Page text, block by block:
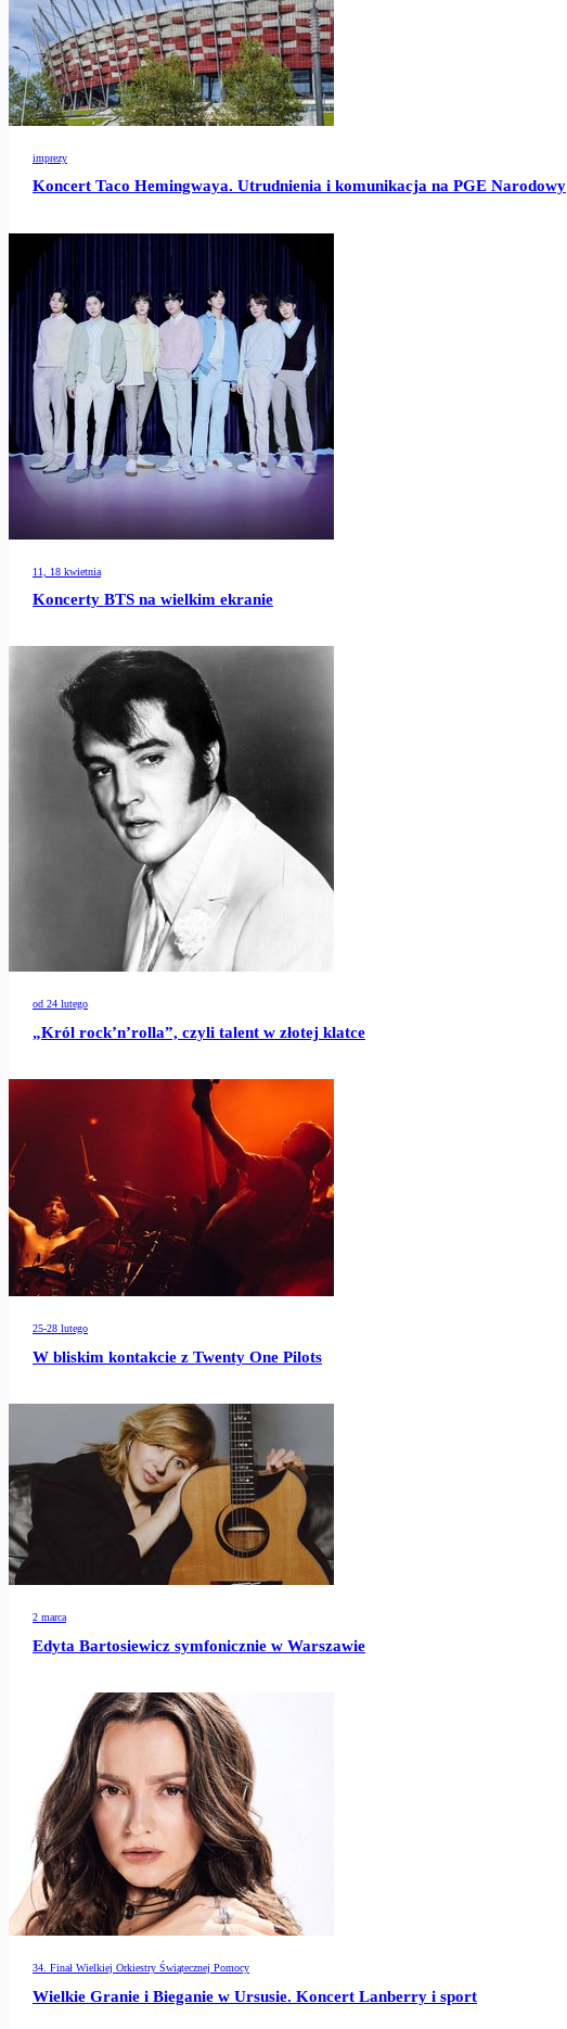
imprezy
Koncert Taco Hemingwaya. Utrudnienia i komunikacja na PGE Narodowy
11, 18 kwietnia
Koncerty BTS na wielkim ekranie
od 24 lutego
„Król rock’n’rolla”, czyli talent w złotej klatce
25-28 lutego
W bliskim kontakcie z Twenty One Pilots
2 marca
Edyta Bartosiewicz symfonicznie w Warszawie
34. Finał Wielkiej Orkiestry Świątecznej Pomocy
Wielkie Granie i Bieganie w Ursusie. Koncert Lanberry i sport